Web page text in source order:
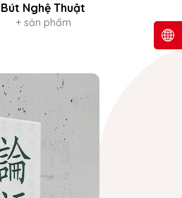
Bút Nghệ Thuật
+ sản phẩm